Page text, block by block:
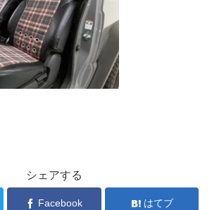
シェアする
Facebook はてブ